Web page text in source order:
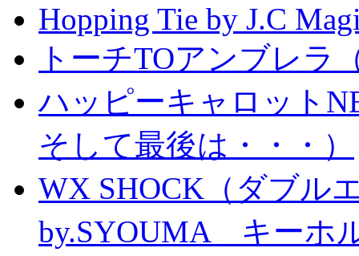
Hopping Tie by J.C
トーチTOアンブレラ
ハッピーキャロット
そして最後は・・・）
WX SHOCK（ダブル
by.SYOUMA キーホ